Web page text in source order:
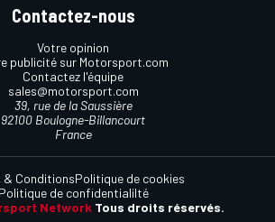
Contactez-nous
Votre opinion
publicité sur Motorsport.com
Contactez l'équipe
sales@motorsport.com
39, rue de la Saussière
92100 Boulogne-Billancourt
France
Network Tous droits réservés.
& ConditionsPolitique de cookies
Politique de confidentialilté